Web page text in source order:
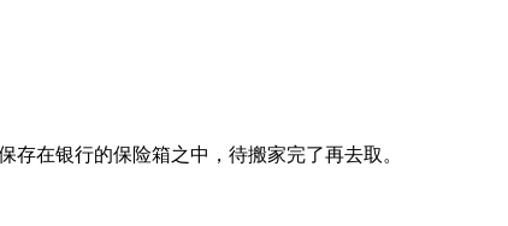
在银行的保险箱之中，待搬家完了再去取。